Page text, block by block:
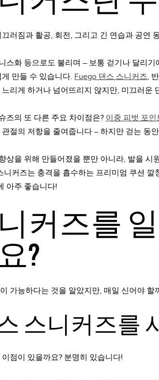
러짐과 활공, 회전, 그리고 긴 연습과 공연
스화 등으로도 불리며 – 보통 걷기나 달리
만들 수 있습니다. Fuego 댄스 스니커즈,
리게 하거나 넘어뜨리지 않지만, 미끄러운
즈의 또 다른 주요 차이점은? 이중 피벗 포인
절의 저항을 줄여줍니다 – 하지만 걷는 동
상을 위해 만들어졌을 뿐만 아니라, 발을
니커즈는 충격을 흡수하는 프리미엄 쿠션
아주 좋습니다!
커즈를
?
가능하다는 것을 알았지만, 매일 신어야 할
스니커즈를
점이 있을까요? 분명히 있습니다!